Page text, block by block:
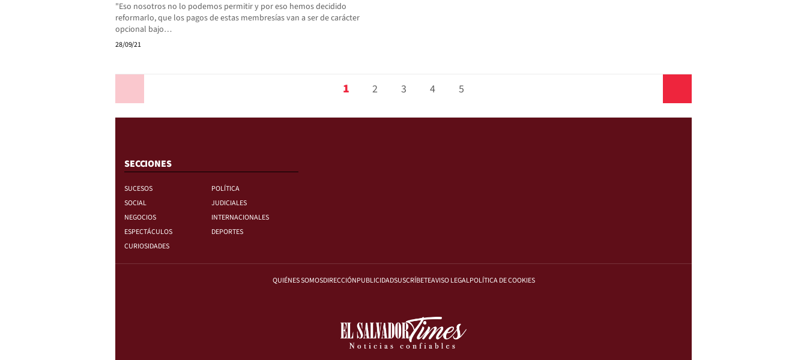
"Eso nosotros no lo podemos permitir y por eso hemos decidido
reformarlo, que los pagos de estas membresías van a ser de carácter
opcional bajo…
28/09/21
1 2 3 4 5
SECCIONES
SUCESOS
POLÍTICA
SOCIAL
JUDICIALES
NEGOCIOS
INTERNACIONALES
ESPECTÁCULOS
DEPORTES
CURIOSIDADES
QUIÉNES SOMOSDIRECCIÓNPUBLICIDADSUSCRÍBETEAVISO LEGALPOLÍTICA DE COOKIES